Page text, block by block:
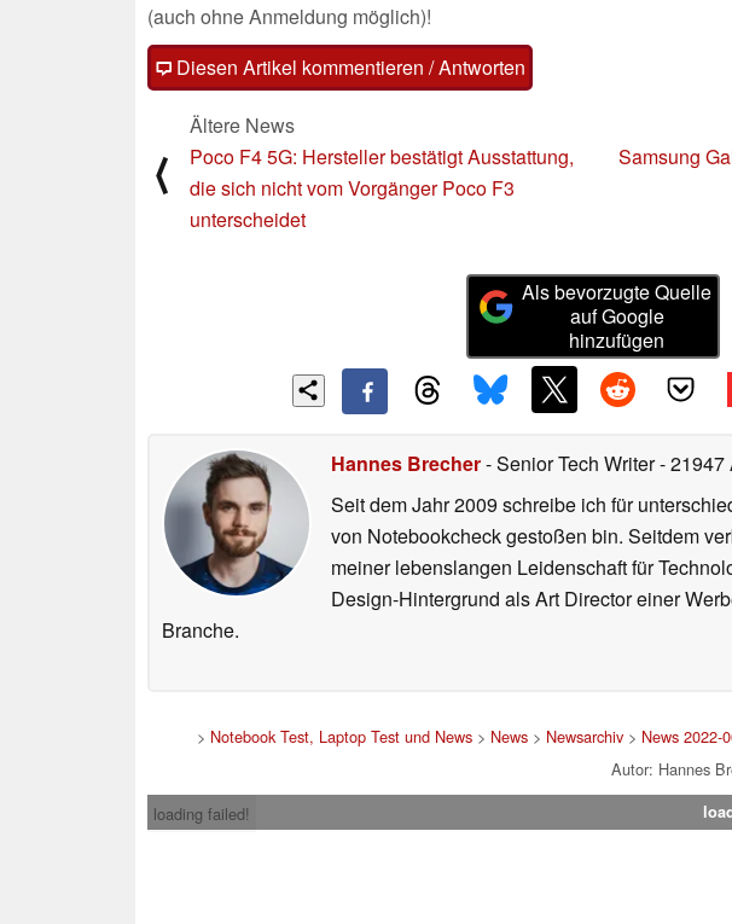
(auch ohne Anmeldung möglich)!
Diesen Artikel kommentieren / Antworten
⟨
Ältere News
Poco F4 5G: Hersteller bestätigt Ausstattung,
die sich nicht vom Vorgänger Poco F3
unterscheidet
Samsung
Als bevorzugte Quelle
auf Google
hinzufügen
Hannes Brecher- Senior Tech Writer- 21947
Seit dem Jahr 2009 schreibe ich für
von Notebookcheck gestoßen bin. Seitdem
meiner lebenslangen Leidenschaft für
Design-Hintergrund als Art Director einer
Branche.
> Notebook Test, Laptop Test und News> News> Newsarchiv> News 2022-
Autor: Hannes
loading failed!